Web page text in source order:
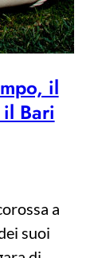
il
Bari
a
suoi